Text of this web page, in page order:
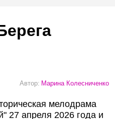
Автор: Марина Колесниченко
мелодрама
27 апреля 2026 года и